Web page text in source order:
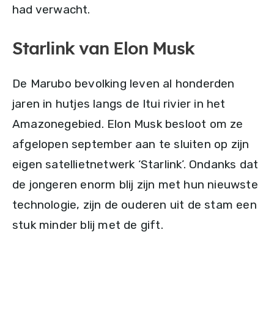
had verwacht.
Starlink van Elon Musk
De Marubo bevolking leven al honderden
jaren in hutjes langs de Itui rivier in het
Amazonegebied. Elon Musk besloot om ze
afgelopen september aan te sluiten op zijn
eigen satellietnetwerk ‘Starlink’. Ondanks dat
de jongeren enorm blij zijn met hun nieuwste
technologie, zijn de ouderen uit de stam een
stuk minder blij met de gift.